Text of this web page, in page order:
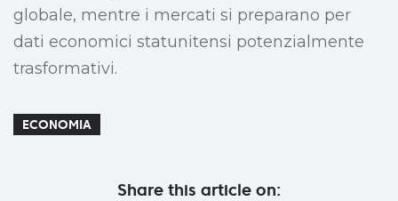
globale, mentre i mercati si preparano per
dati economici statunitensi potenzialmente
trasformativi.
ECONOMIA
Share this article on: